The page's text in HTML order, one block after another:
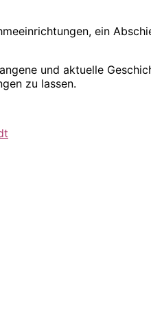
ein
und aktuelle
zu lassen.